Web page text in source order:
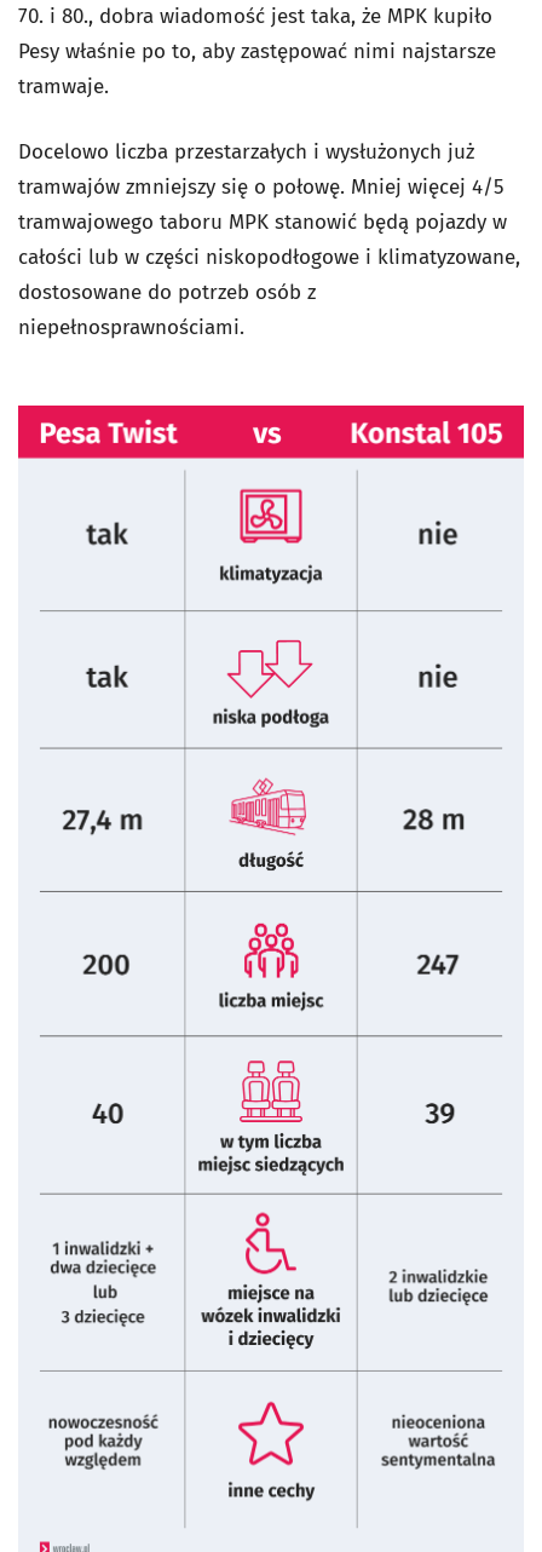
70. i 80., dobra wiadomość jest taka, że MPK kupiło
Pesy właśnie po to, aby zastępować nimi najstarsze
tramwaje.
Docelowo liczba przestarzałych i wysłużonych już
tramwajów zmniejszy się o połowę. Mniej więcej 4/5
tramwajowego taboru MPK stanowić będą pojazdy w
całości lub w części niskopodłogowe i klimatyzowane,
dostosowane do potrzeb osób z
niepełnosprawnościami.